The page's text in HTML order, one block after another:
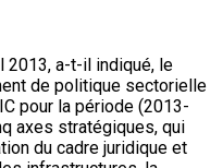
2013, a-t-il indiqué, le
de politique sectorielle
pour la période (2013-
axes stratégiques, qui
du cadre juridique et